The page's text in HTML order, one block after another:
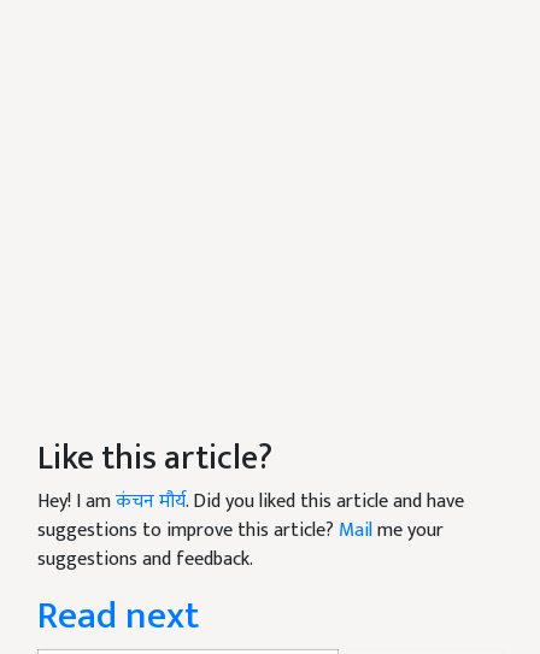
Like this article?
Hey! I amकंचन मौर्य. Did you liked this article and have
suggestions to improve this article? Mailme your
suggestions and feedback.
Read next